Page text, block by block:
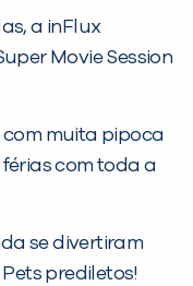
a inFlux
Movie Session
com muita pipoca
com toda a
se divertiram
prediletos!
MÉTODO
unidade